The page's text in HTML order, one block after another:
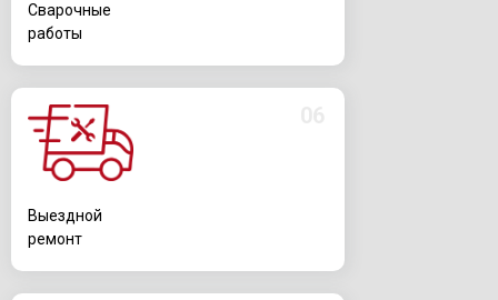
Выездной
ремонт
Сварочные
работы